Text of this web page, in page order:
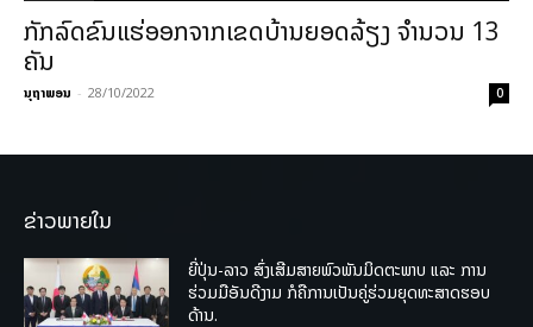
ກັກລົດຂົນແຮ່ອອກຈາກເຂດບ້ານຍອດລ້ຽງ ຈໍານວນ 13
ຄັນ
ນຸຖາພອນ - 28/10/2022 0
ຂ່າວພາຍໃນ
ຍີ່ປຸ່ນ-ລາວ ສົ່ງເສີມສາຍພົວພັນມິດຕະພາບ ແລະ ການ
ຮ່ວມມືອັນດີງາມ ກໍຄືການເປັນຄູ່ຮ່ວມຍຸດທະສາດຮອບ
ດ້ານ.